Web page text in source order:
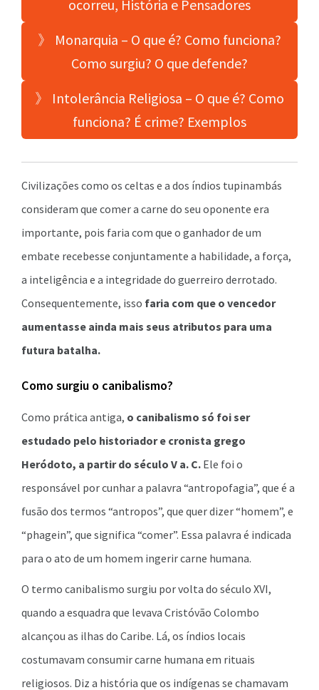
ocorreu, História e Pensadores
》 Monarquia – O que é? Como funciona?
Como surgiu? O que defende?
》 Intolerância Religiosa – O que é? Como
funciona? É crime? Exemplos
Civilizações como os celtas e a dos índios tupinambás
consideram que comer a carne do seu oponente era
importante, pois faria com que o ganhador de um
embate recebesse conjuntamente a habilidade, a força,
a inteligência e a integridade do guerreiro derrotado.
Consequentemente, isso faria com que o vencedor
aumentasse ainda mais seus atributos para uma
futura batalha.
Como surgiu o canibalismo?
Como prática antiga, o canibalismo só foi ser
estudado pelo historiador e cronista grego
Heródoto, a partir do século V a. C. Ele foi o
responsável por cunhar a palavra “antropofagia”, que é a
fusão dos termos “antropos”, que quer dizer “homem”, e
“phagein”, que significa “comer”. Essa palavra é indicada
para o ato de um homem ingerir carne humana.
O termo canibalismo surgiu por volta do século XVI,
quando a esquadra que levava Cristóvão Colombo
alcançou as ilhas do Caribe. Lá, os índios locais
costumavam consumir carne humana em rituais
religiosos. Diz a história que os indígenas se chamavam